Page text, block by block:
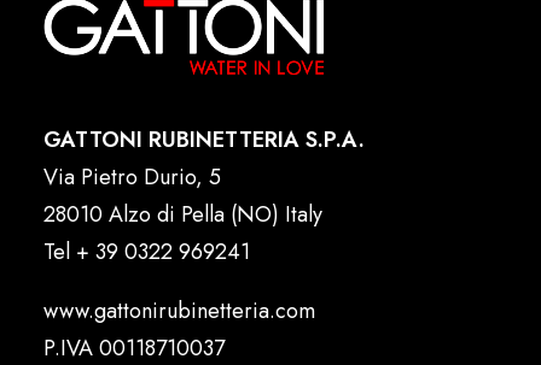
GATTONI RUBINETTERIA S.P.A.
Via Pietro Durio, 5
28010 Alzo di Pella (NO) Italy
Tel + 39 0322 969241
www.gattonirubinetteria.com
P.IVA 00118710037